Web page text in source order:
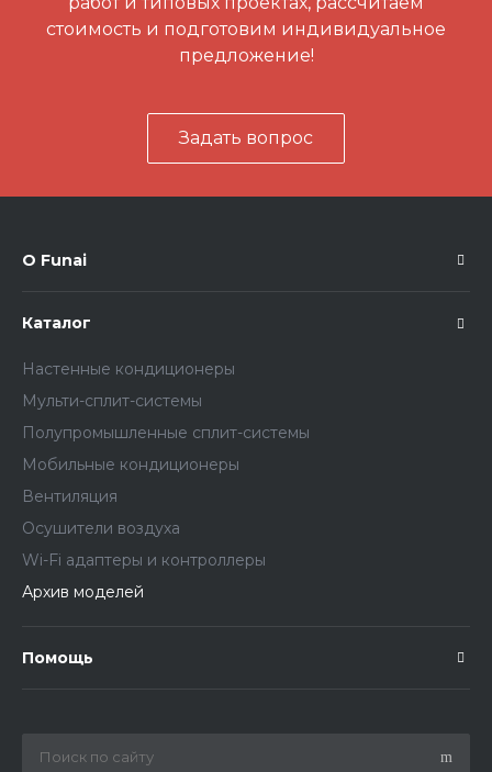
стоимость и подготовим индивидуальное
предложение!
Задать вопрос
О Funai
Каталог
Настенные кондиционеры
Мульти-сплит-системы
Полупромышленные сплит-системы
Мобильные кондиционеры
Вентиляция
Осушители воздуха
Wi-Fi адаптеры и контроллеры
Архив моделей
Помощь